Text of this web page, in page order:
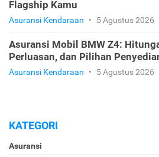
Flagship Kamu
Asuransi Kendaraan • 5 Agustus 2026
Asuransi Mobil BMW Z4:
Perluasan, dan Pilihan
Asuransi Kendaraan • 5 Agustus 2026
KATEGORI
Asuransi